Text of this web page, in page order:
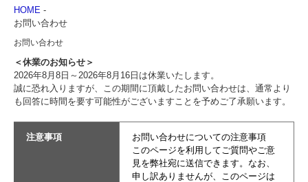
HOME -
お問い合わせ
お問い合わせ
＜休業のお知らせ＞
2026年8月8日～2026年8月16日は休業いたします。
誠に恐れ入りますが、この期間に頂戴したお問い合わせは、通常より
も回答に時間を要す可能性がございますことを予めご了承願います。
注意事項
お問い合わせについての注意事項
このページを利用してご質問やご意
見を弊社宛に送信できます。なお、
申し訳ありませんが、このページは